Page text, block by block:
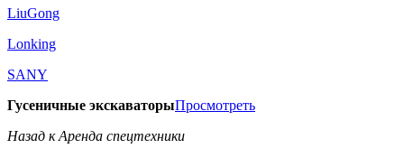
LiuGong
Lonking
SANY
Гусеничные экскаваторыПросмотреть
Назад к Аренда спецтехники